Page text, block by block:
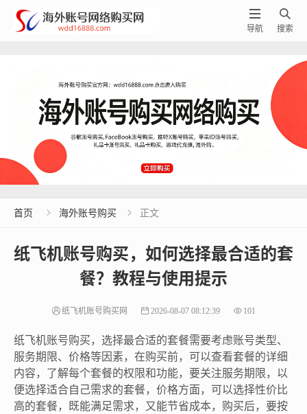

搜索

导航
首页  海外账号购买  正文
纸飞机账号购买，如何选择最合适的套
餐？教程与使用提示
纸飞机账号购买网 2026-08-07 08:12:39 101
纸飞机账号购买，选择最合适的套餐需要考虑账号类型、
服务期限、价格等因素，在购买前，可以查看套餐的详细
内容，了解每个套餐的权限和功能，要关注服务期限，以
便选择适合自己需求的套餐，价格方面，可以选择性价比
高的套餐，既能满足需求，又能节省成本，购买后，要按